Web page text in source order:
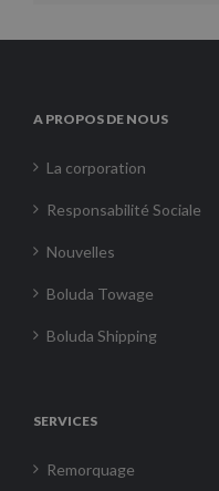
A PROPOS DE NOUS
La corporation
Responsabilité Sociale
Nouvelles
Boluda Towage
Boluda Shipping
SERVICES
Remorquage